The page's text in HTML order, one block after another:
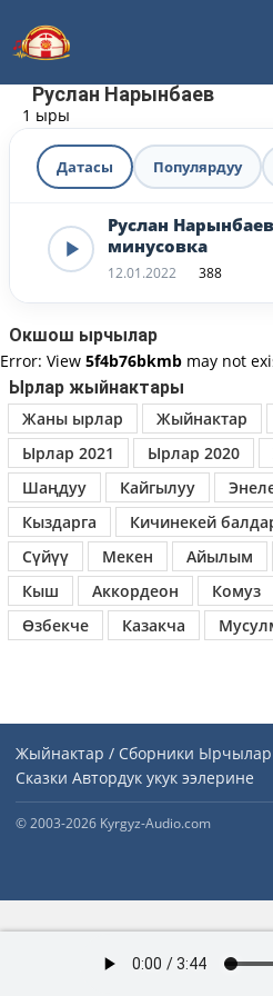
Руслан Нарынбаев
1 ыры
Датасы Популярдуу
Руслан
минусовка
12.01.2022 388
Окшош ырчылар
Error: View 5f4b76bkmb may not
Ырлар жыйнактары
Жаны ырлар
Жыйнактар
Ырлар 2021
Ырлар 2020
Шаңдуу
Кайгылуу
Кыздарга
Кичинекей
Сүйүү
Мекен Айылым
Кыш
Аккордеон Комуз
Өзбекче
Казакча
Жыйнактар / Сборники Ырчылар
Сказки Автордук укук ээлерине
© 2003-2026 Kyrgyz-Audio.com